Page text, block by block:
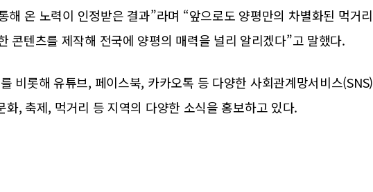
해 온 노력이 인정받은 결과”라며 “앞으로도 양평만의 차별화된 먹거리
콘텐츠를 제작해 전국에 양평의 매력을 널리 알리겠다”고 말했다.
비롯해 유튜브, 페이스북, 카카오톡 등 다양한 사회관계망서비스(SNS)
화, 축제, 먹거리 등 지역의 다양한 소식을 홍보하고 있다.